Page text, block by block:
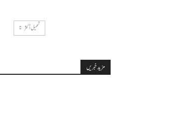
تحميل أكثر
مزید خبریں